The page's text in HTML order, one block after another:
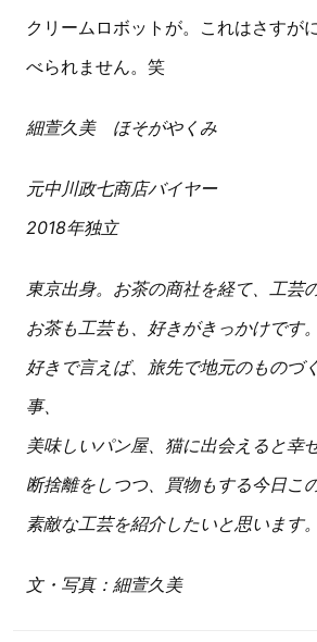
クリームロボットが。これはさすが
べられません。笑
細萱久美 ほそがやくみ
元中川政七商店バイヤー
2018年独立
東京出身。お茶の商社を経て、工芸
お茶も工芸も、好きがきっかけです。
好きで言えば、旅先で地元のものづ
事、
美味しいパン屋、猫に出会えると幸せ
断捨離をしつつ、買物もする今日この
素敵な工芸を紹介したいと思います。
文・写真：細萱久美